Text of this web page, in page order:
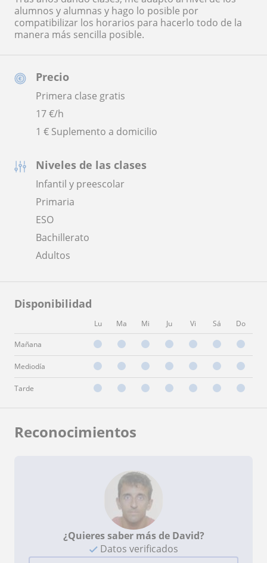
Precio
Primera clase gratis
17€/h
1 € Suplemento a domicilio
Niveles de las clases
Infantil y preescolar
Primaria
ESO
Bachillerato
Adultos
Disponibilidad
Lu Ma Mi Ju Vi Sá Do
Mañana
Mediodía
Tarde
alumnos y alumnas y hago lo posible por
compatibilizar los horarios para hacerlo todo de la
manera más sencilla posible.
Reconocimientos
¿Quieres saber más de David?
Datos verificados